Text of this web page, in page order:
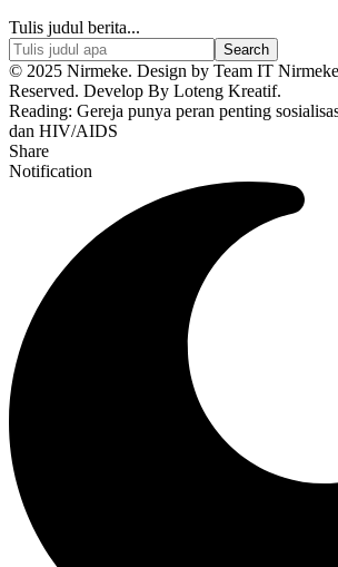
Tulis judul berita...
© 2025 Nirmeke. Design by Team IT
Reserved. Develop By Loteng Kreatif.
Reading: Gereja punya peran penting
dan HIV/AIDS
Share
Notification